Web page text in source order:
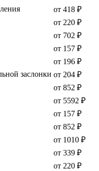
от 418 ₽
от 220 ₽
от 702 ₽
от 157 ₽
от 196 ₽
заслонки от 204 ₽
от 852 ₽
от 5592 ₽
от 157 ₽
от 852 ₽
от 1010 ₽
от 339 ₽
от 220 ₽